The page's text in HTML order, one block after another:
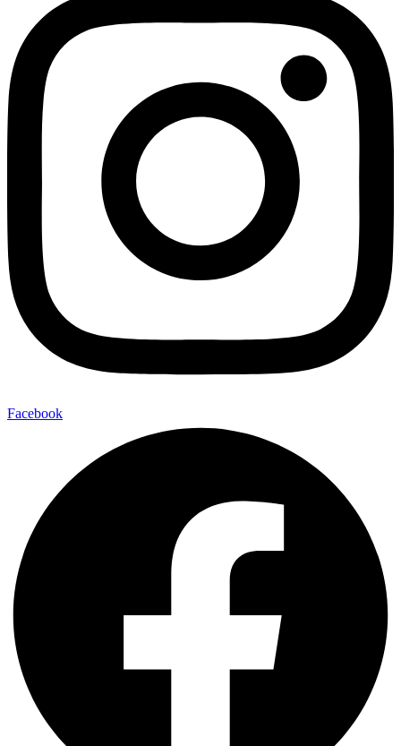
Facebook